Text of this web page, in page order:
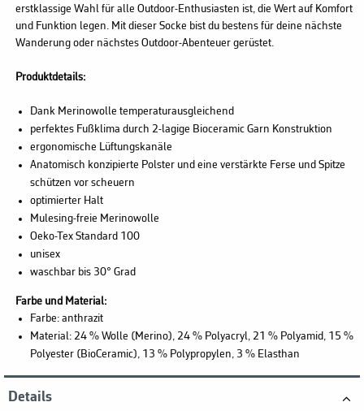
erstklassige Wahl für alle Outdoor-Enthusiasten ist, die Wert auf Komfort
und Funktion legen. Mit dieser Socke bist du bestens für deine nächste
Wanderung oder nächstes Outdoor-Abenteuer gerüstet.
Produktdetails:
Dank Merinowolle temperaturausgleichend
perfektes Fußklima durch 2-lagige Bioceramic Garn Konstruktion
ergonomische Lüftungskanäle
Anatomisch konzipierte Polster und eine verstärkte Ferse und Spitze
schützen vor scheuern
optimierter Halt
Mulesing-freie Merinowolle
Oeko-Tex Standard 100
unisex
waschbar bis 30° Grad
Farbe und Material:
Farbe: anthrazit
Material: 24 % Wolle (Merino), 24 % Polyacryl, 21 % Polyamid, 15 %
Polyester (BioCeramic), 13 % Polypropylen, 3 % Elasthan
Details